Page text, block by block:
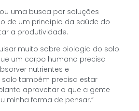
uma busca por soluções
de um princípio da saúde do
a produtividade.
muito sobre biologia do solo.
um corpo humano precisa
nutrientes e
também precisa estar
aproveitar o que a gente
minha forma de pensar.”